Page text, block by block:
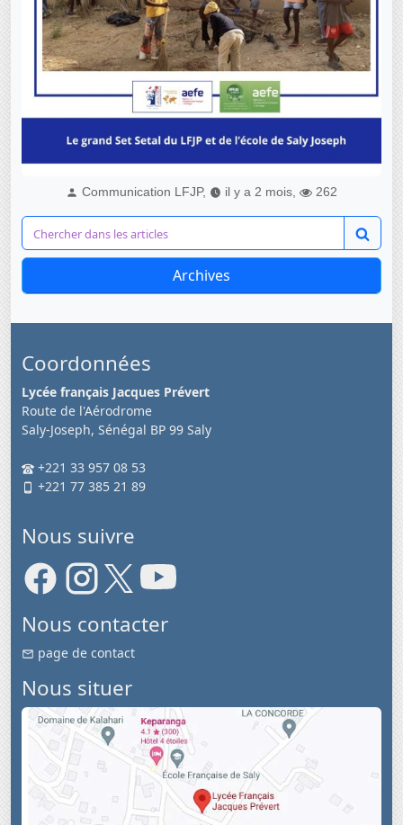
Communication LFJP, il y a 2 mois, 262
Archives
Coordonnées
Lycée français Jacques Prévert
Route de l'Aérodrome
Saly-Joseph, Sénégal BP 99 Saly
+221 33 957 08 53
+221 77 385 21 89
Nous suivre
Nous contacter
page de contact
Nous situer